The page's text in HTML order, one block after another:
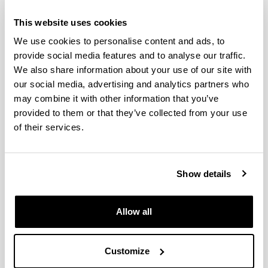
This website uses cookies
We use cookies to personalise content and ads, to
provide social media features and to analyse our traffic.
We also share information about your use of our site with
our social media, advertising and analytics partners who
may combine it with other information that you’ve
provided to them or that they’ve collected from your use
of their services.
Show details
Allow all
Customize
en el programa para los días 17 y 18 de noviembre
Cupo de personas por universidad:
Inicialmente solamente se admitirá la inscripción
de dos personas por Universidad.
Si después de confirmar la inscripción de las
primeras personas de todas las Universidades,
quedasen plazas vacantes, se admitiría la
inscripción de las terceras personas de las
Universidades hasta agotar el cupo.
propio sistema de forma inmediata al momento
en que se confirma y finaliza la inscripción.
una Universidad que ya había confirmado su
inscripción, su plaza sería considerada como
guiones anteriores.
Las cuotas de inscripción pagadas en el
momento de la misma, por las personas que